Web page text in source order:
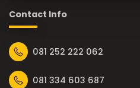
Contact Info
081 252 222 062
081 334 603 687